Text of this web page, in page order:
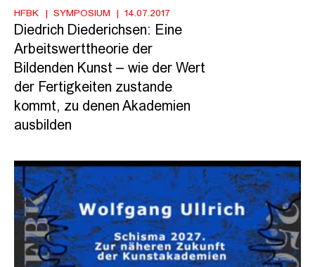
HFBK SYMPOSIUM 14.07.2017
Diedrich Diederichsen: Eine
Arbeitswerttheorie der
Bildenden Kunst – wie der Wert
der Fertigkeiten zustande
kommt, zu denen Akademien
ausbilden